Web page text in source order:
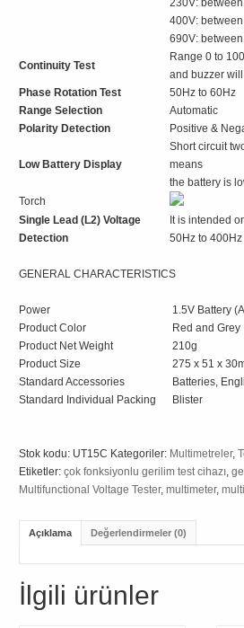
400V:
690V:
Continuity Test
Range 0 to
and buzzer will
Phase Rotation Test
50Hz to 60Hz
Range Selection
Automatic
Polarity Detection
Positive &
Low Battery Display
Short circuit
means
the battery is
Torch
Single Lead (L2) Voltage
Detection
It is intended
50Hz to 400Hz
GENERAL CHARACTERISTICS
Power
1.5V Battery
Product Color
Red and Grey
Product Net Weight
210g
Product Size
275 x 51 x
Standard Accessories
Batteries,
Standard Individual Packing
Blister
Stok kodu: UT15C Kategoriler: Multimetreler,
Etiketler:çok fonksiyonlu gerilim test cihazı ,
Multifunctional Voltage Tester,multimeter,
Açıklama Değerlendirmeler (0)
İlgili ürünler